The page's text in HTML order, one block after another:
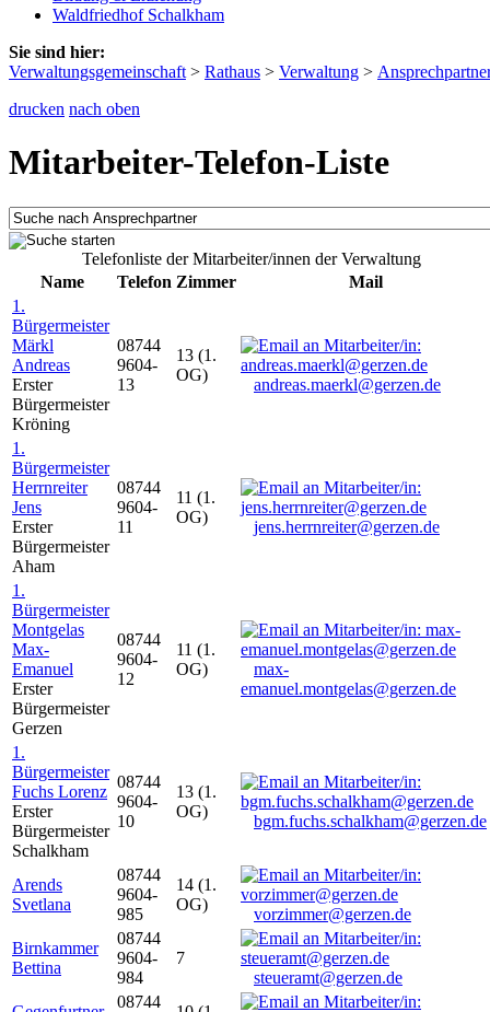
Waldfriedhof Schalkham
Sie sind hier:
Verwaltungsgemeinschaft > Rathaus > Verwaltung >
drucken nach oben
Mitarbeiter-Telefon-Liste
Telefonliste der Mitarbeiter/innen der Verwaltung
Name
Telefon Zimmer
Mail
1.
Bürgermeister
Märkl
Andreas
Erster
Bürgermeister
Kröning
08744
9604-
13
13 (1.
OG)
andreas.maerkl@gerzen.de
1.
Bürgermeister
Herrnreiter
Jens
Erster
Bürgermeister
Aham
08744
9604-
11
11 (1.
OG)
jens.herrnreiter@gerzen.de
1.
Bürgermeister
Montgelas
Max-
Emanuel
Erster
Bürgermeister
Gerzen
08744
9604-
12
11 (1.
OG)
max-
emanuel.montgelas@gerzen.de
1.
Bürgermeister
Fuchs Lorenz
Erster
Bürgermeister
Schalkham
08744
9604-
10
13 (1.
OG)
bgm.fuchs.schalkham@gerzen.de
Arends
Svetlana
08744
9604-
985
14 (1.
OG)
vorzimmer@gerzen.de
Birnkammer
Bettina
08744
9604-
984
7
steueramt@gerzen.de
08744